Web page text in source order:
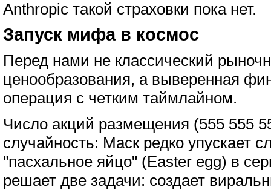
Anthropic такой страховки пока нет.
Запуск мифа в космос
Перед нами не классический
ценообразования, а выверенная
операция с четким таймлайном.
Число акций размещения (555 555
случайность: Маск редко упускает
"пасхальное яйцо" (Easter egg) в
решает две задачи: создает